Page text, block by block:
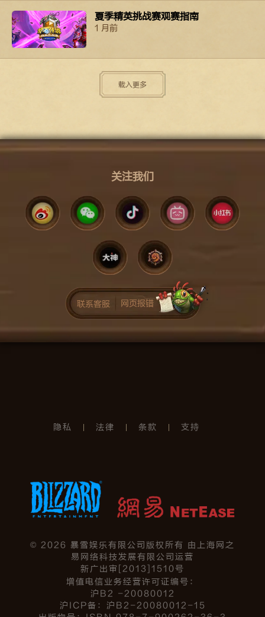
夏季精英挑战赛观赛指南
1 月前
载入更多
关注我们
联系客服 网页报错
隐私 法律 条款 支持
© 2026 暴雪娱乐有限公司版权所有 由上海网之
易网络科技发展有限公司运营
新广出审[2013]1510号
增值电信业务经营许可证编号：
沪B2 -20080012
沪ICP备：沪B2-20080012-15